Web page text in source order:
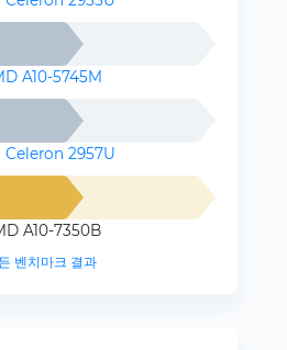
A10-5745M
Celeron 2957U
A10-7350B
벤치마크 결과